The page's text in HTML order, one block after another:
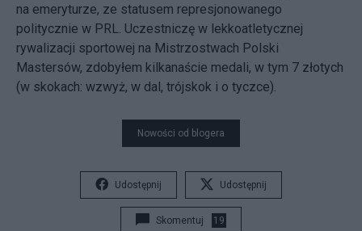
na emeryturze, ze statusem represjonowanego
politycznie w PRL. Uczestniczę w lekkoatletycznej
rywalizacji sportowej na Mistrzostwach Polski
Mastersów, zdobyłem kilkanaście medali, w tym 7 złotych
(w skokach: wzwyż, w dal, trójskok i o tyczce).
Nowości od blogera
Udostępnij Udostępnij
Skomentuj 19